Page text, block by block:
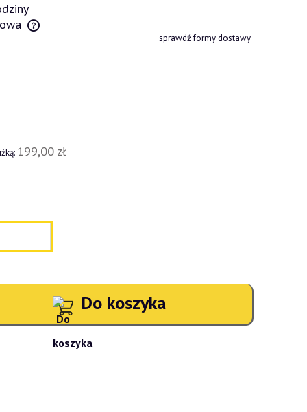
sprawdź formy dostawy
199,00 zł
Do koszyka